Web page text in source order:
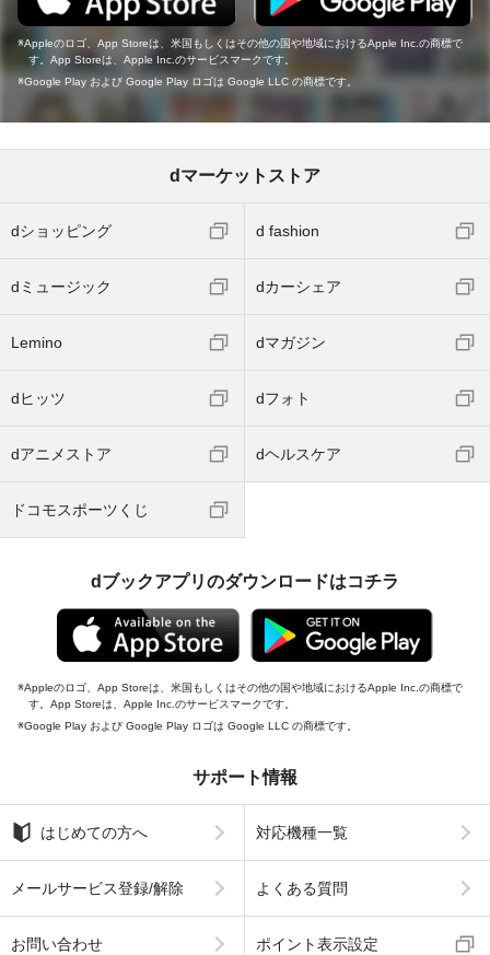
Appleのロゴ、App Storeは、米国もしくはその他の国や地域におけるApple Inc.の商標で
す。App Storeは、Apple Inc.のサービスマークです。
Google Play および Google Play ロゴは Google LLC の商標です。
dマーケットストア
dショッピング d fashion
dミュージック dカーシェア
Lemino dマガジン
dヒッツ dフォト
dアニメストア dヘルスケア
ドコモスポーツくじ
dブックアプリのダウンロードはコチラ
Appleのロゴ、App Storeは、米国もしくはその他の国や地域におけるApple Inc.の商標で
す。App Storeは、Apple Inc.のサービスマークです。
Google Play および Google Play ロゴは Google LLC の商標です。
サポート情報
はじめての方へ 対応機種一覧
メールサービス登録/解除 よくある質問
お問い合わせ ポイント表示設定